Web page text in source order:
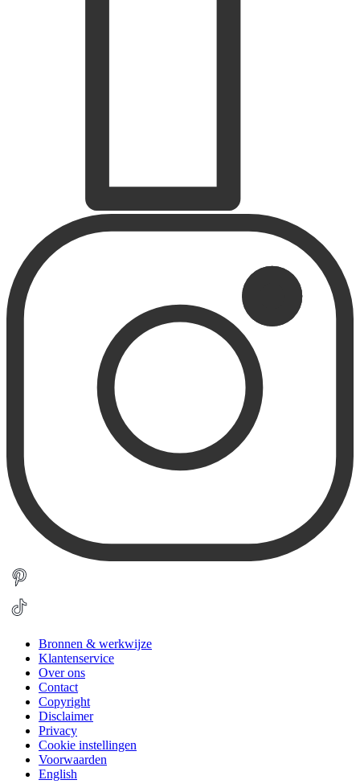
Bronnen & werkwijze
Klantenservice
Over ons
Contact
Copyright
Disclaimer
Privacy
Cookie instellingen
Voorwaarden
English